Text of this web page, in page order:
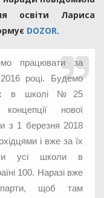
освіти Лариса
DOZOR.
працювати за
році. Будемо
в школі №25
нової
з 1 березня 2018
і вже за їх
усі школи в
100. Наразі вже
парти, щоб там